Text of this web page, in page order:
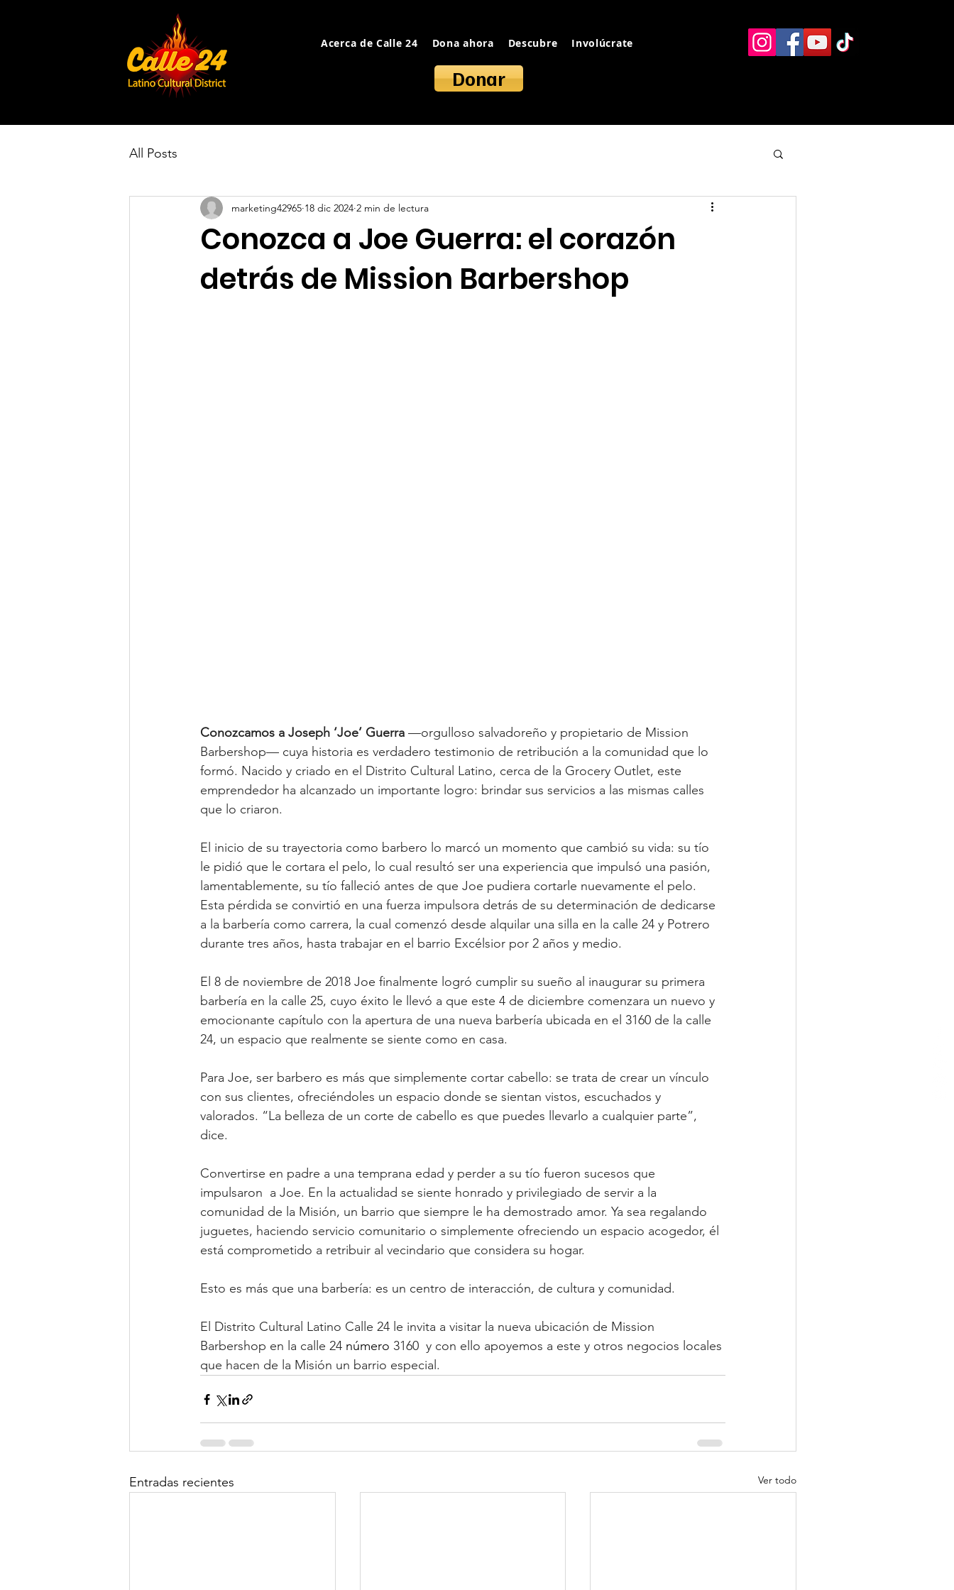
Acerca de Calle 24 Dona ahora Descubre Involúcrate Recursos alternos Contacto
Donar
All Posts
Conozca a Joe Guerra: el corazón
detrás de Mission Barbershop
marketing42965 18 dic 2024 2 min de lectura
Conozcamos a Joseph ‘Joe’ Guerra —orgulloso salvadoreño y propietario de Mission
Barbershop— cuya historia es verdadero testimonio de retribución a la comunidad que lo
formó. Nacido y criado en el Distrito Cultural Latino, cerca de la Grocery Outlet, este
emprendedor ha alcanzado un importante logro: brindar sus servicios a las mismas calles
que lo criaron.
El inicio de su trayectoria como barbero lo marcó un momento que cambió su vida: su tío
le pidió que le cortara el pelo, lo cual resultó ser una experiencia que impulsó una pasión,
lamentablemente, su tío falleció antes de que Joe pudiera cortarle nuevamente el pelo.
Esta pérdida se convirtió en una fuerza impulsora detrás de su determinación de dedicarse
a la barbería como carrera, la cual comenzó desde alquilar una silla en la calle 24 y Potrero
durante tres años, hasta trabajar en el barrio Excélsior por 2 años y medio.
El 8 de noviembre de 2018 Joe finalmente logró cumplir su sueño al inaugurar su primera
barbería en la calle 25, cuyo éxito le llevó a que este 4 de diciembre comenzara un nuevo y
emocionante capítulo con la apertura de una nueva barbería ubicada en el 3160 de la calle
24, un espacio que realmente se siente como en casa.
Para Joe, ser barbero es más que simplemente cortar cabello: se trata de crear un vínculo
con sus clientes, ofreciéndoles un espacio donde se sientan vistos, escuchados y
valorados. “La belleza de un corte de cabello es que puedes llevarlo a cualquier parte”,
dice.
Convertirse en padre a una temprana edad y perder a su tío fueron sucesos que
impulsaron  a Joe. En la actualidad se siente honrado y privilegiado de servir a la
comunidad de la Misión, un barrio que siempre le ha demostrado amor. Ya sea regalando
juguetes, haciendo servicio comunitario o simplemente ofreciendo un espacio acogedor, él
está comprometido a retribuir al vecindario que considera su hogar.
Esto es más que una barbería: es un centro de interacción, de cultura y comunidad.
El Distrito Cultural Latino Calle 24 le invita a visitar la nueva ubicación de Mission
Barbershop en la calle 24 número 3160  y con ello apoyemos a este y otros negocios locales
que hacen de la Misión un barrio especial.
Entradas recientes Ver todo